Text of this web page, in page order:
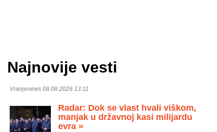
Najnovije vesti
Vranjenews 08.08.2026 13:11
Radar: Dok se vlast hvali viškom,
manjak u državnoj kasi milijardu
evra »